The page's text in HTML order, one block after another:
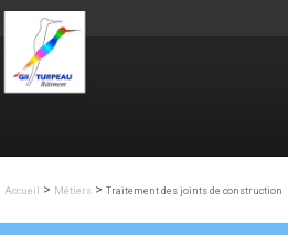
Aller au contenu principal
Accueil > Métiers >Traitement des joints de construction